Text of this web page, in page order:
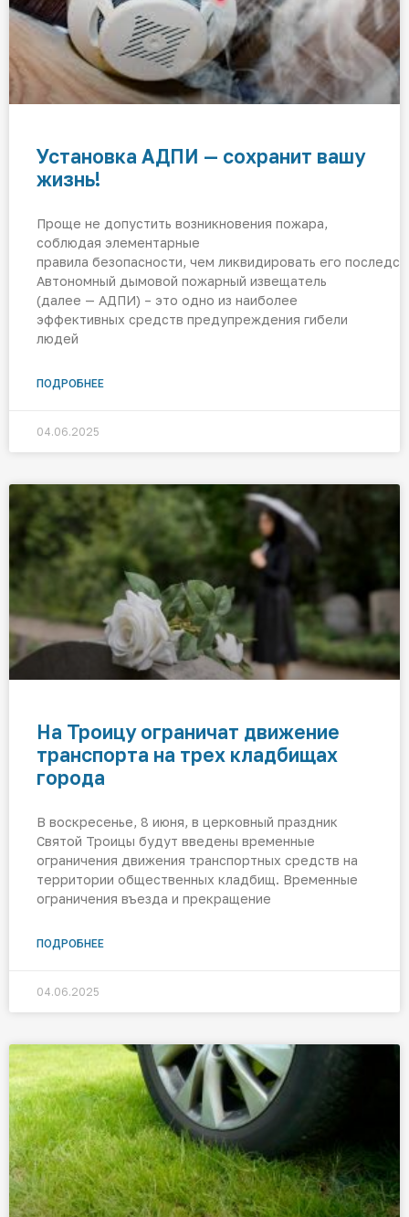
Установка АДПИ — сохранит вашу
жизнь!
Проще не допустить возникновения пожара,
соблюдая элементарные
правила безопасности, чем ликвидировать его
Автономный дымовой пожарный извещатель
(далее — АДПИ) – это одно из наиболее
эффективных средств предупреждения гибели
людей
ПОДРОБНЕЕ
04.06.2025
На Троицу ограничат движение
транспорта на трех кладбищах
города
В воскресенье, 8 июня, в церковный праздник
Святой Троицы будут введены временные
ограничения движения транспортных средств на
территории общественных кладбищ. Временные
ограничения въезда и прекращение
ПОДРОБНЕЕ
04.06.2025